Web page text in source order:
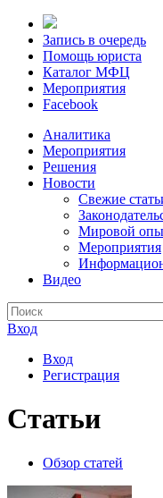
Запись в очередь
Помощь юриста
Каталог МФЦ
Мероприятия
Facebook
Аналитика
Мероприятия
Решения
Новости
Свежие
Мировой
Мероприятия
Видео
Вход
Вход
Регистрация
Статьи
Обзор статей